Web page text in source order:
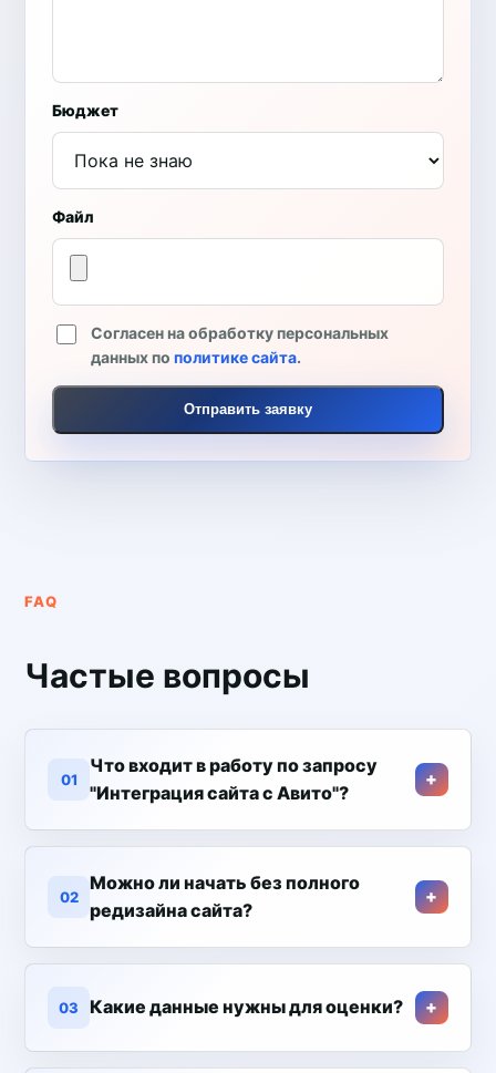
Бюджет
Файл
Согласен на обработку персональных
данных пополитике сайта.
Отправить заявку
FAQ
Частые вопросы
01
Что входит в работу по запросу
"Интеграция сайта с Авито"?
02
Можно ли начать без полного
редизайна сайта?
03 Какие данные нужны для оценки?